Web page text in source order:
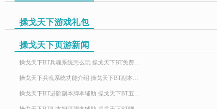
操戈天下游戏礼包
操戈天下页游新闻
操戈天下BT兵魂系统怎么玩 操戈天下BT免费辅助升级脚本
操戈天下兵魂系统功能介绍 操戈天下BT副本扫荡免费辅助帮你忙
操戈天下BT进阶副本脚本辅助 操戈天下BT五行盘挖宝的来由